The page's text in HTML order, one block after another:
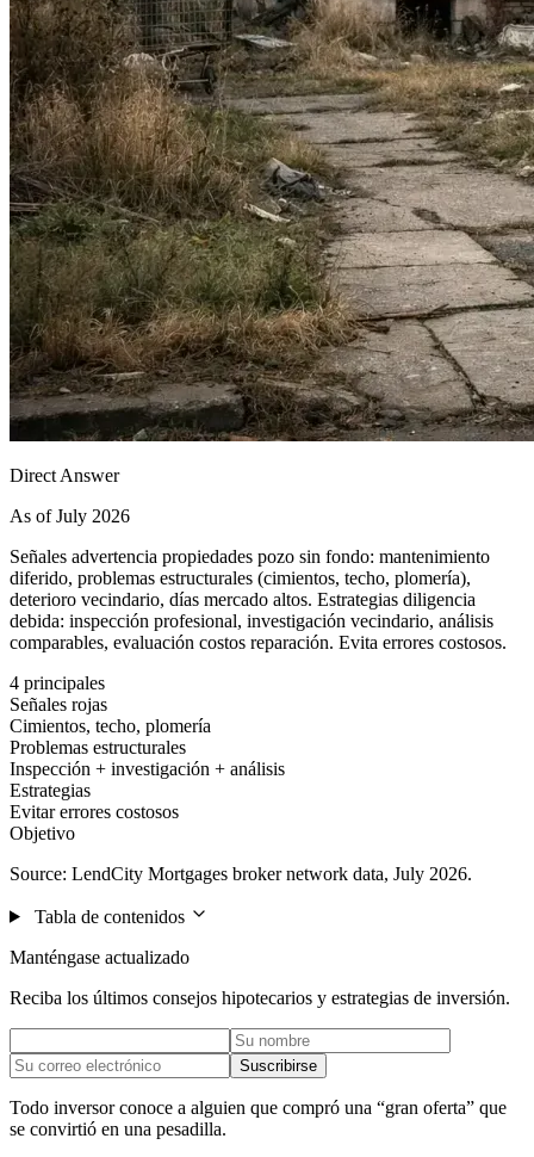
Direct Answer
As of July 2026
Señales advertencia propiedades pozo sin fondo: mantenimiento
diferido, problemas estructurales (cimientos, techo, plomería),
deterioro vecindario, días mercado altos. Estrategias diligencia
debida: inspección profesional, investigación vecindario, análisis
comparables, evaluación costos reparación. Evita errores costosos.
4 principales
Señales rojas
Cimientos, techo, plomería
Problemas estructurales
Inspección + investigación + análisis
Estrategias
Evitar errores costosos
Objetivo
Source: LendCity Mortgages broker network data, July 2026.
Tabla de contenidos
Manténgase actualizado
Reciba los últimos consejos hipotecarios y estrategias de inversión.
Suscribirse
Todo inversor conoce a alguien que compró una “gran oferta” que
se convirtió en una pesadilla.